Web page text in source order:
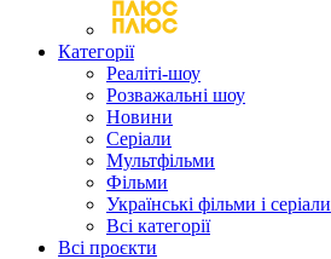
Категорії
Реаліті-шоу
Розважальні шоу
Новини
Серіали
Мультфільми
Фільми
Українські фільми і серіали
Всі категорії
Всі проєкти